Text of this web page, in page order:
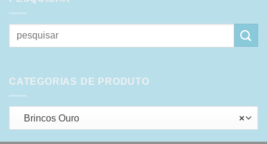
Pesquisar
por:
CATEGORIAS DE PRODUTO
×
Brincos Ouro